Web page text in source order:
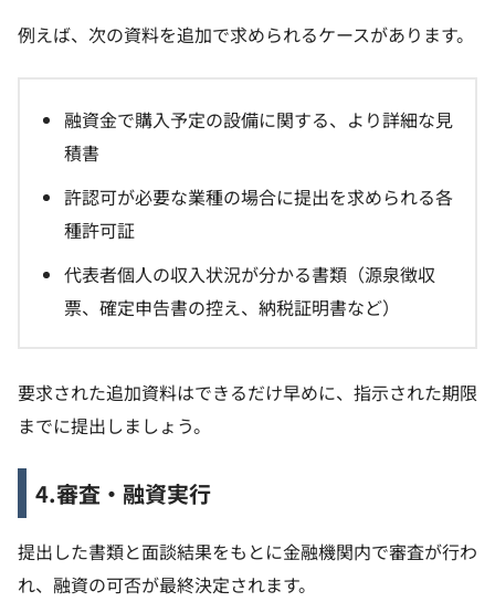
例えば、次の資料を追加で求められるケースがあります。
融資金で購入予定の設備に関する、より詳細な見
積書
許認可が必要な業種の場合に提出を求められる各
種許可証
代表者個人の収入状況が分かる書類（源泉徴収
票、確定申告書の控え、納税証明書など）
要求された追加資料はできるだけ早めに、指示された期限
までに提出しましょう。
4.審査・融資実行
提出した書類と面談結果をもとに金融機関内で審査が行わ
れ、融資の可否が最終決定されます。